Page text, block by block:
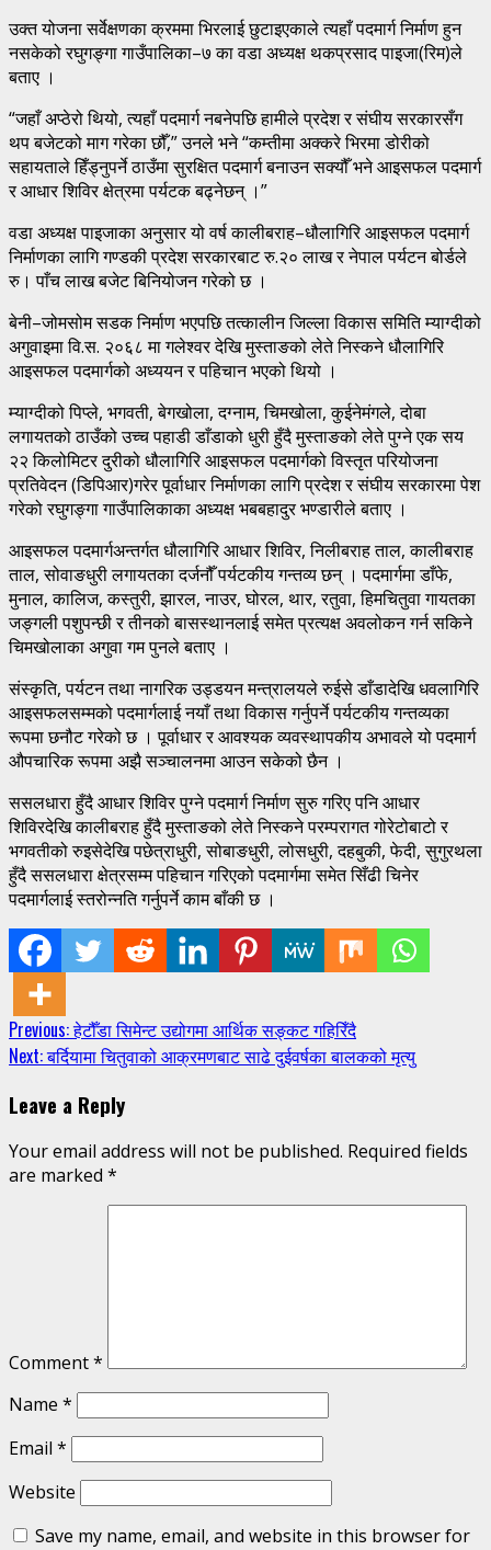
उक्त योजना सर्वेक्षणका क्रममा भिरलाई छुटाइएकाले त्यहाँ पदमार्ग निर्माण हुन
नसकेको रघुगङ्गा गाउँपालिका–७ का वडा अध्यक्ष थकप्रसाद पाइजा(रिम)ले
बताए ।
“जहाँ अप्ठेरो थियो, त्यहाँ पदमार्ग नबनेपछि हामीले प्रदेश र संघीय सरकारसँग
थप बजेटको माग गरेका छौँ,” उनले भने “कम्तीमा अक्करे भिरमा डोरीको
सहायताले हिँड्नुपर्ने ठाउँमा सुरक्षित पदमार्ग बनाउन सक्यौँ भने आइसफल पदमार्ग
र आधार शिविर क्षेत्रमा पर्यटक बढ्नेछन् ।”
वडा अध्यक्ष पाइजाका अनुसार यो वर्ष कालीबराह–धौलागिरि आइसफल पदमार्ग
निर्माणका लागि गण्डकी प्रदेश सरकारबाट रु.२० लाख र नेपाल पर्यटन बोर्डले
रु। पाँच लाख बजेट बिनियोजन गरेको छ ।
बेनी–जोमसोम सडक निर्माण भएपछि तत्कालीन जिल्ला विकास समिति म्याग्दीको
अगुवाइमा वि.स. २०६८ मा गलेश्वर देखि मुस्ताङको लेते निस्कने धौलागिरि
आइसफल पदमार्गको अध्ययन र पहिचान भएको थियो ।
म्याग्दीको पिप्ले, भगवती, बेगखोला, दग्नाम, चिमखोला, कुईनेमंगले, दोबा
लगायतको ठाउँको उच्च पहाडी डाँडाको धुरी हुँदै मुस्ताङको लेते पुग्ने एक सय
२२ किलोमिटर दुरीको धौलागिरि आइसफल पदमार्गको विस्तृत परियोजना
प्रतिवेदन (डिपिआर)गरेर पूर्वाधार निर्माणका लागि प्रदेश र संघीय सरकारमा पेश
गरेको रघुगङ्गा गाउँपालिकाका अध्यक्ष भबबहादुर भण्डारीले बताए ।
आइसफल पदमार्गअन्तर्गत धौलागिरि आधार शिविर, निलीबराह ताल, कालीबराह
ताल, सोवाङधुरी लगायतका दर्जनौँ पर्यटकीय गन्तव्य छन् । पदमार्गमा डाँफे,
मुनाल, कालिज, कस्तुरी, झारल, नाउर, घोरल, थार, रतुवा, हिमचितुवा गायतका
जङ्गली पशुपन्छी र तीनको बासस्थानलाई समेत प्रत्यक्ष अवलोकन गर्न सकिने
चिमखोलाका अगुवा गम पुनले बताए ।
संस्कृति, पर्यटन तथा नागरिक उड्डयन मन्त्रालयले रुईसे डाँडादेखि धवलागिरि
आइसफलसम्मको पदमार्गलाई नयाँ तथा विकास गर्नुपर्ने पर्यटकीय गन्तव्यका
रूपमा छनौट गरेको छ । पूर्वाधार र आवश्यक व्यवस्थापकीय अभावले यो पदमार्ग
औपचारिक रूपमा अझै सञ्चालनमा आउन सकेको छैन ।
ससलधारा हुँदै आधार शिविर पुग्ने पदमार्ग निर्माण सुरु गरिए पनि आधार
शिविरदेखि कालीबराह हुँदै मुस्ताङको लेते निस्कने परम्परागत गोरेटोबाटो र
भगवतीको रुइसेदेखि पछेत्राधुरी, सोबाङधुरी, लोसधुरी, दहबुकी, फेदी, सुगुरथला
हुँदै ससलधारा क्षेत्रसम्म पहिचान गरिएको पदमार्गमा समेत सिँढी चिनेर
पदमार्गलाई स्तरोन्नति गर्नुपर्ने काम बाँकी छ ।
Continue
Reading
Previous:हेटौँडा सिमेन्ट उद्योगमा आर्थिक सङ्कट गहिरिँदै
Next:बर्दियामा चितुवाको आक्रमणबाट साढे दुईवर्षका बालकको मृत्यु
Leave a Reply
Your email address will not be published. Required fields
are marked *
Comment*
Name *
Email *
Website
Save my name, email, and website in this browser for